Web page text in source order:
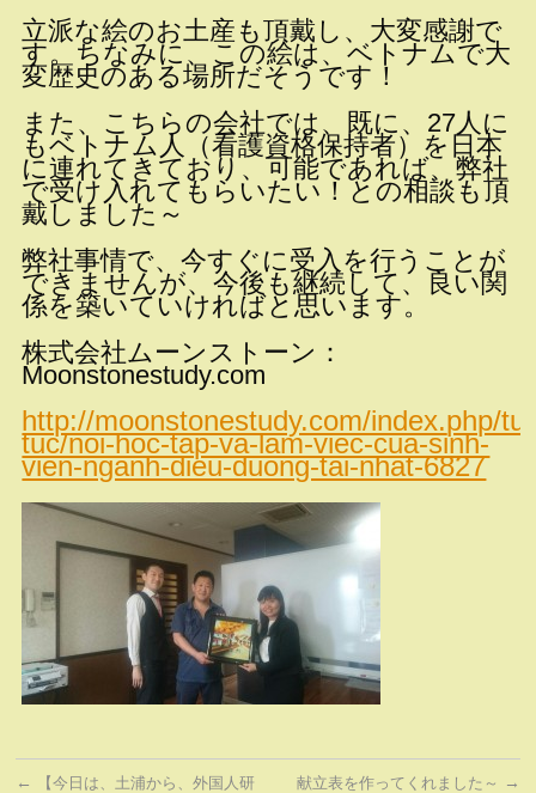
立派な絵のお土産も頂戴し、大変感謝で
す。ちなみに、この絵は、ベトナムで大
変歴史のある場所だそうです！
また、こちらの会社では、既に、27人に
もベトナム人（看護資格保持者）を日本
に連れてきており、可能であれば、弊社
で受け入れてもらいたい！との相談も頂
戴しました～
弊社事情で、今すぐに受入を行うことが
できませんが、今後も継続して、良い関
係を築いていければと思います。
株式会社ムーンストーン：
Moonstonestudy.com
http://moonstonestudy.com/index.php/
tuc/noi-hoc-tap-va-lam-viec-cua-sinh-
vien-nganh-dieu-duong-tai-nhat-6827
←
【今日は、土浦から、外国人研
献立表を作ってくれました～ →